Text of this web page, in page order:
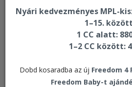
Nyári kedvezményes MPL-
1–15.
1 CC alatt:
1–2 CC között:
Dobd kosaradba az új Freedom 4
Freedom Baby-t
Személyi higiénia
Személyi higiénia